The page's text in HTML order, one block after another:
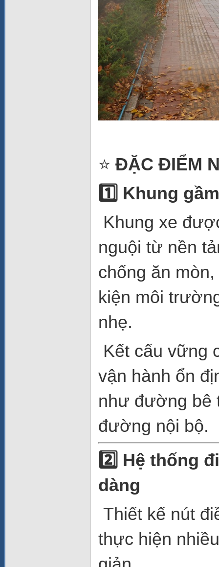
⭐ ĐẶC ĐIỂM
1️ Khung
Khung xe
nguội từ nền
chống ăn
kiện môi
nhẹ.
Kết cấu vững
vận hành ổn
như đường bê
đường nội bộ.
2️ Hệ thống
dàng
Thiết kế nút
thực hiện